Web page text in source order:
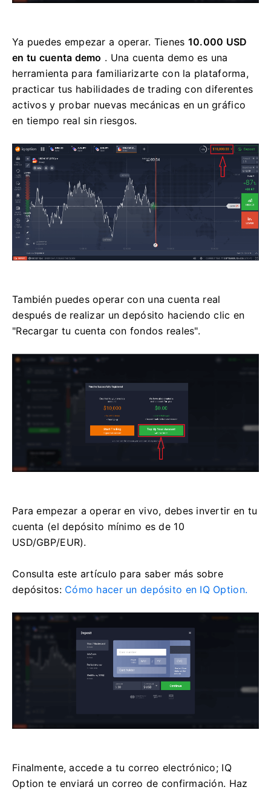
Ya puedes empezar a operar. Tienes 10.000 USD
en tu cuenta demo . Una cuenta demo es una
herramienta para familiarizarte con la plataforma,
practicar tus habilidades de trading con diferentes
activos y probar nuevas mecánicas en un gráfico
en tiempo real sin riesgos.
También puedes operar con una cuenta real
después de realizar un depósito haciendo clic en
"Recargar tu cuenta con fondos reales".
Para empezar a operar en vivo, debes invertir en tu
cuenta (el depósito mínimo es de 10
USD/GBP/EUR).
Consulta este artículo para saber más sobre
depósitos: Cómo hacer un depósito en IQ Option.
Finalmente, accede a tu correo electrónico; IQ
Option te enviará un correo de confirmación. Haz